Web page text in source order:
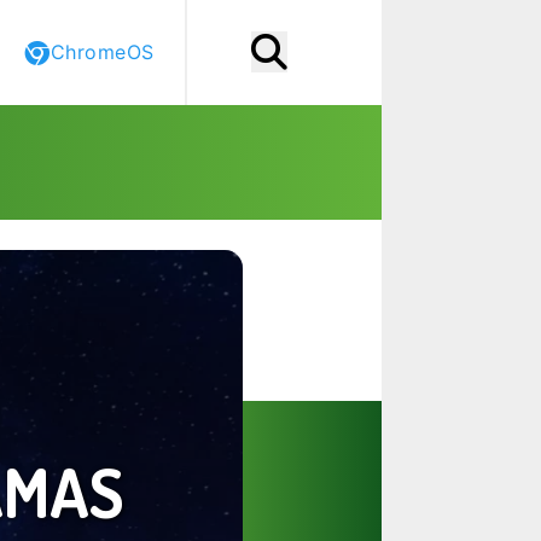
ChromeOS